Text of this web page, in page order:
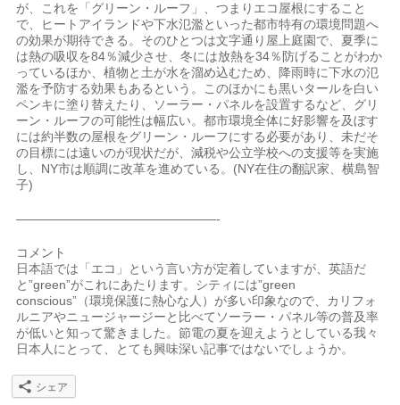
が、これを「グリーン・ルーフ」、つまりエコ屋根にすること
で、ヒートアイランドや下水氾濫といった都市特有の環境問題へ
の効果が期待できる。そのひとつは文字通り屋上庭園で、夏季に
は熱の吸収を84％減少させ、冬には放熱を34％防げることがわか
っているほか、植物と土が水を溜め込むため、降雨時に下水の氾
濫を予防する効果もあるという。このほかにも黒いタールを白い
ペンキに塗り替えたり、ソーラー・パネルを設置するなど、グリ
ーン・ルーフの可能性は幅広い。都市環境全体に好影響を及ぼす
には約半数の屋根をグリーン・ルーフにする必要があり、未だそ
の目標には遠いのが現状だが、減税や公立学校への支援等を実施
し、NY市は順調に改革を進めている。(NY在住の翻訳家、横島智
子)
————————————————-
コメント
日本語では「エコ」という言い方が定着していますが、英語だ
と”green”がこれにあたります。シティには”green
conscious”（環境保護に熱心な人）が多い印象なので、カリフォ
ルニアやニュージャージーと比べてソーラー・パネル等の普及率
が低いと知って驚きました。節電の夏を迎えようとしている我々
日本人にとって、とても興味深い記事ではないでしょうか。
シェア